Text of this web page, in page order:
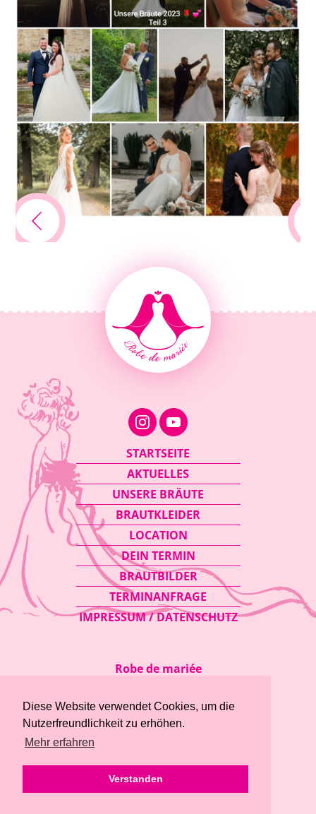
Diese Website verwendet Cookies, um die
Nutzerfreundlichkeit zu erhöhen.
Mehr erfahren
Verstanden
Navigation
überspringen
STARTSEITE
AKTUELLES
UNSERE BRÄUTE
BRAUTKLEIDER
LOCATION
DEIN TERMIN
BRAUTBILDER
TERMINANFRAGE
IMPRESSUM / DATENSCHUTZ
Robe de mariée
Telefon:03763 / 415 97 89
E-Mail: